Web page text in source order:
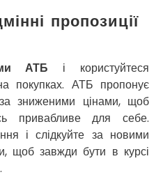
пропозиції
АТБ і користуйтеся
покупках. АТБ пропонує
зниженими цінами, щоб
привабливе для себе.
і слідкуйте за новими
щоб завжди бути в курсі